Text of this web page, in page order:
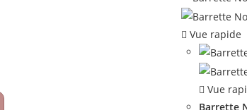
Vue rapide
Vue
Barrette